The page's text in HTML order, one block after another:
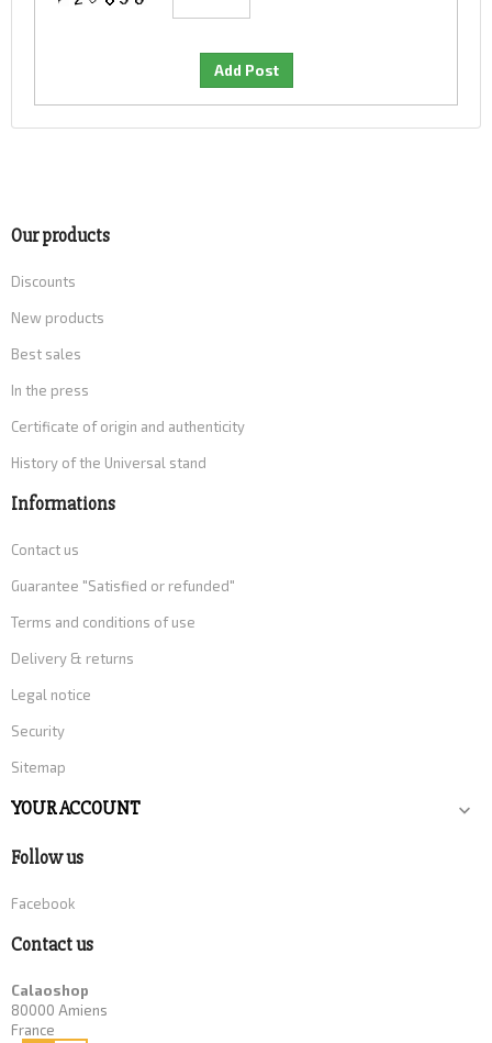
Our products
Discounts
New products
Best sales
In the press
Certificate of origin and authenticity
History of the Universal stand
Informations
Contact us
Guarantee "Satisfied or refunded"
Terms and conditions of use
Delivery & returns
Legal notice
Security
Sitemap
YOUR ACCOUNT 
Follow us
Facebook
Contact us
Calaoshop
80000 Amiens
France